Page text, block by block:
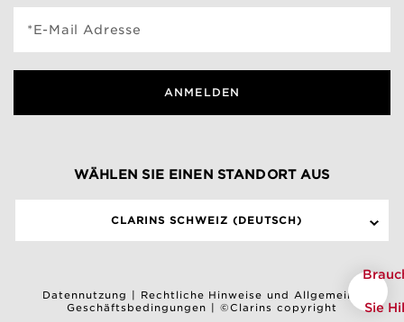
*E-Mail Adresse
ANMELDEN
WÄHLEN SIE EINEN STANDORT AUS
CLARINS SCHWEIZ (DEUTSCH)
Datennutzung
Rechtliche Hinweise und Allgemeine
Geschäftsbedingungen
©Clarins copyright Sie